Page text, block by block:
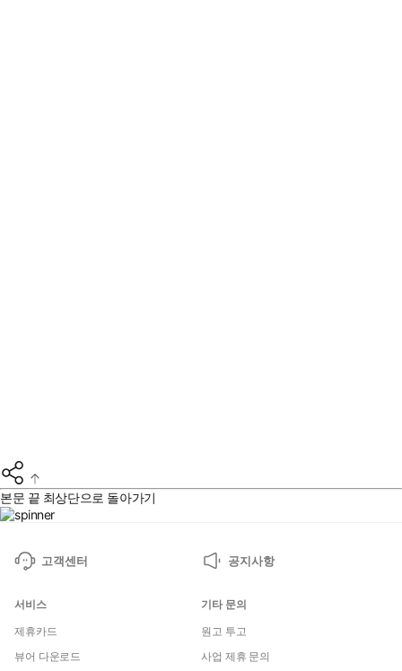
본문 끝 최상단으로 돌아가기
고객센터 공지사항
서비스
제휴카드
뷰어 다운로드
기타 문의
원고 투고
사업 제휴 문의